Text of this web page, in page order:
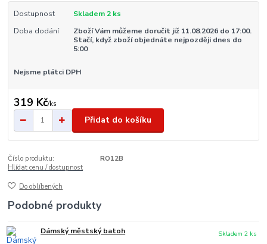
Dostupnost
Skladem 2 ks
Doba dodání
Zboží Vám můžeme doručit již 11.08.2026 do 17:00.
Stačí, když zboží objednáte nejpozději dnes do
5:00
Nejsme plátci DPH
319 Kč/ks
Přidat do košíku
Číslo produktu:
RO12B
Hlídat cenu / dostupnost
Do oblíbených
Podobné produkty
Dámský městský batoh Skladem 2 ks